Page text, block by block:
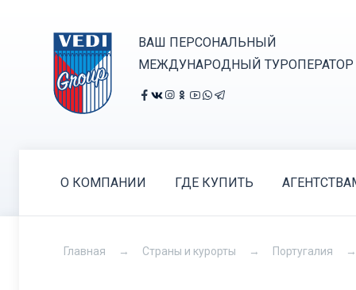
ВАШ ПЕРСОНАЛЬНЫЙ
МЕЖДУНАРОДНЫЙ ТУРОПЕРАТОР
О КОМПАНИИ ГДЕ КУПИТЬ
Главная Страны и курорты Португалия